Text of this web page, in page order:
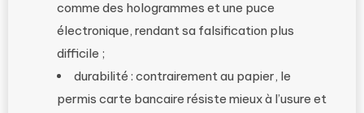
comme des hologrammes et une puce
électronique, rendant sa falsification plus
difficile ;
durabilité : contrairement au papier, le
permis carte bancaire résiste mieux à l’usure et